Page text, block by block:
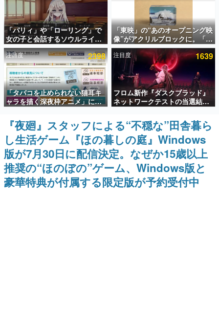
電ファミのいま読まれている記事ランキング
アプリセール情報
インタビュー
連載・特集一覧
殿堂入り記事
SNS拡散数が数千以上！ ページビュー数万以上！ などな
ど。多くの人々に読まれた、電ファミ渾身の“殿堂入り”記
事をまとめました。
ゲームの企画書
名作ゲームクリエイターの方々に製作時のエピソードをお
聞きし、ヒットする企画（ゲーム）とは何か？を探ってい
きます。
赫本
この物語を解いてはいけない。『赫本』は、〈試験問題〉
の形をした短編ホラー小説集です。
「パリィ」や「ローリング」で
女の子と会話するソウルライク
恋愛ゲーム『小早川さんはソウ
ルライク』無料公開。返事に失
敗すると「YOU DIED」
「東映」の“あのオープニング映
像”がアクリルブロックに。「東
映ヒストリカル グッズコレクシ
ョン」が8月下旬より発売
注目度 2398
「タバコを止められない猫耳キ
ャラを描く深夜枠アニメ」に視
聴者の一部から批判意見。違法
薬物の使用と思しき描写も含め
て、BPOが議論を交わす
注目度 1639
フロム新作『ダスクブラッド』
ネットワークテストの当選結果
が8月7日22時に発表。応募サイ
トのマイページから確認可能、
テスト実施は8月21日～24日
『夜廻』スタッフによる“不穏な”田舎暮ら
し生活ゲーム『ほの暮しの庭』Windows
版が7月30日に配信決定。なぜか15歳以上
推奨の“ほのぼの”ゲーム、Windows版と
豪華特典が付属する限定版が予約受付中